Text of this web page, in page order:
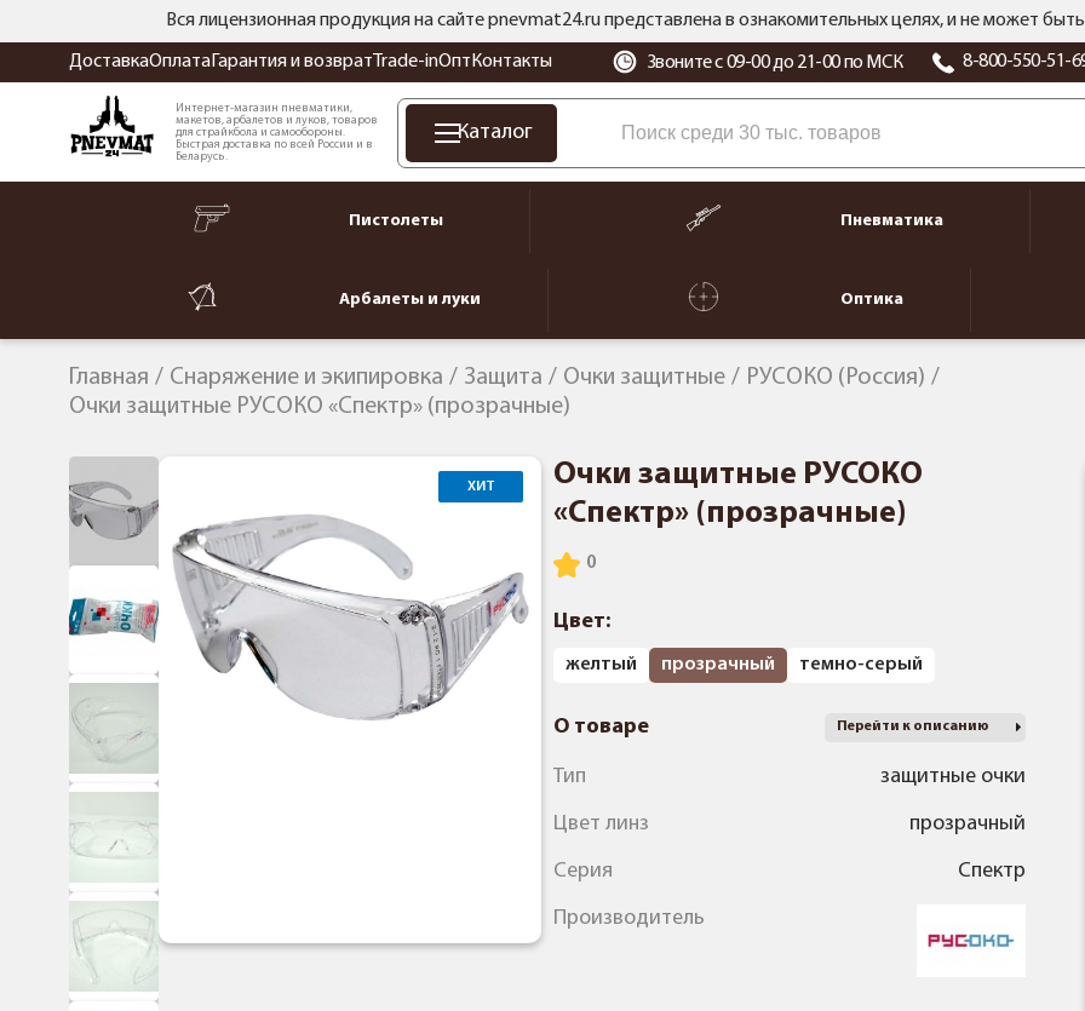
Вся лицензионная продукция на сайте pnevmat24.ru представлена в ознакомительных целях, и не может
ДоставкаОплата Гарантия и возврат Trade-inОпт Контакты Звоните с 09-00 до 21-00 по МСК 8-800-550-51-
Интернет-магазин пневматики,
макетов, арбалетов и луков, товаров
для страйкбола и самообороны.
Быстрая доставка по всей России и в
Беларусь.
Каталог
Пистолеты Пневматика
Арбалеты и луки Оптика
Главная Снаряжение и экипировка Защита Очки защитные
РУСОКО (Россия)
Очки защитные РУСОКО «Спектр» (прозрачные)
ХИТ
Очки защитные РУСОКО
«Спектр» (прозрачные)
Цвет:
желтый прозрачный темно-серый
О товаре Перейти к описанию
Тип защитные очки
Цвет линз прозрачный
Серия Спектр
Производитель